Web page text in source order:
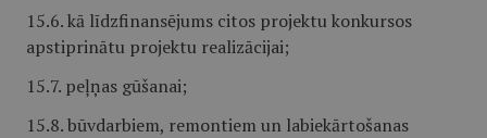
15.6. kā līdzfinansējums citos projektu konkursos
apstiprinātu projektu realizācijai;
15.7. peļņas gūšanai;
15.8. būvdarbiem, remontiem un labiekārtošanas